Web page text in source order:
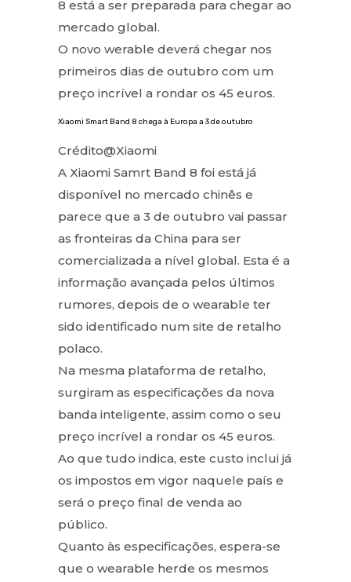
8 está a ser preparada para chegar ao
mercado global.
O novo werable deverá chegar nos
primeiros dias de outubro com um
preço incrível a rondar os 45 euros.
Xiaomi Smart Band 8 chega à Europa a 3 de outubro
Crédito@Xiaomi
A Xiaomi Samrt Band 8 foi está já
disponível no mercado chinês e
parece que a 3 de outubro vai passar
as fronteiras da China para ser
comercializada a nível global. Esta é a
informação avançada pelos últimos
rumores, depois de o wearable ter
sido identificado num site de retalho
polaco.
Na mesma plataforma de retalho,
surgiram as especificações da nova
banda inteligente, assim como o seu
preço incrível a rondar os 45 euros.
Ao que tudo indica, este custo inclui já
os impostos em vigor naquele país e
será o preço final de venda ao
público.
Quanto às especificações, espera-se
que o wearable herde os mesmos